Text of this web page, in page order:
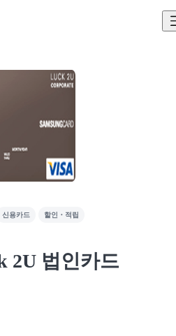
신용카드 할인・적립
2U 법인카드